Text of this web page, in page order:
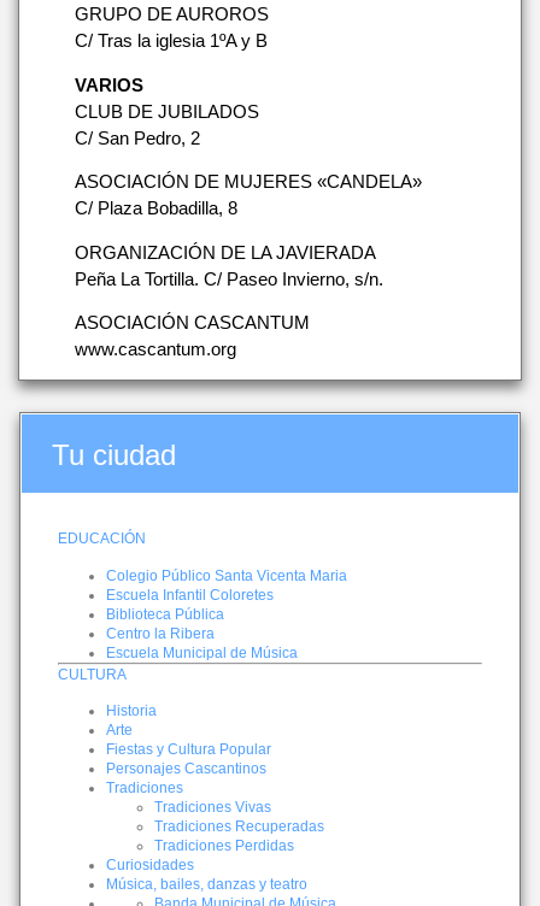
Tu ciudad
EDUCACIÓN
Colegio Público Santa Vicenta Maria
Escuela Infantil Coloretes
Biblioteca Pública
Centro la Ribera
Escuela Municipal de Música
CULTURA
Historia
Arte
Fiestas y Cultura Popular
Personajes Cascantinos
Tradiciones
Tradiciones Vivas
Tradiciones Recuperadas
Tradiciones Perdidas
Curiosidades
Música, bailes, danzas y teatro
GRUPO DE AUROROS
C/ Tras la iglesia 1ºA y B
VARIOS
CLUB DE JUBILADOS
C/ San Pedro, 2
ASOCIACIÓN DE MUJERES «CANDELA»
C/ Plaza Bobadilla, 8
ORGANIZACIÓN DE LA JAVIERADA
Peña La Tortilla. C/ Paseo Invierno, s/n.
ASOCIACIÓN CASCANTUM
www.cascantum.org